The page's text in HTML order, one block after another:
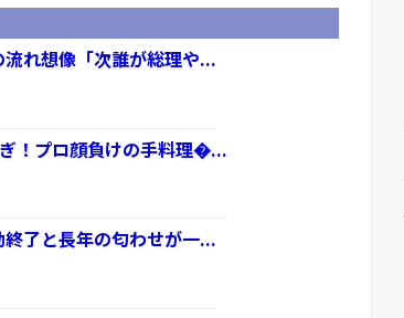
れ想像「次誰が総理や...
！プロ顔負けの手料理�...
了と長年の匂わせが一...